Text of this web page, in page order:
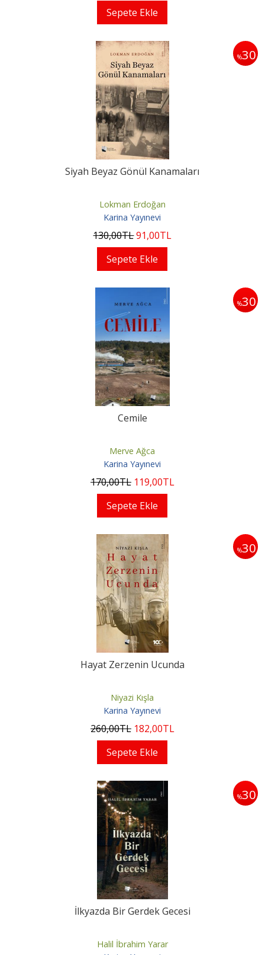
Sepete Ekle
%30
Siyah Beyaz Gönül Kanamaları
Lokman Erdoğan
Karina Yayınevi
130,00TL91,00TL
Sepete Ekle
%30
Cemile
Merve Ağca
Karina Yayınevi
170,00TL 119,00TL
Sepete Ekle
%30
Hayat Zerzenin Ucunda
Niyazi Kışla
Karina Yayınevi
260,00TL 182,00TL
Sepete Ekle
%30
İlkyazda Bir Gerdek Gecesi
Halil İbrahim Yarar